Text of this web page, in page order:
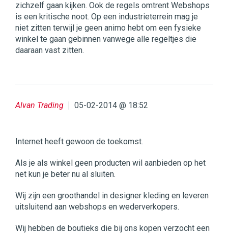
zichzelf gaan kijken. Ook de regels omtrent Webshops
is een kritische noot. Op een industrieterrein mag je
niet zitten terwijl je geen animo hebt om een fysieke
winkel te gaan gebinnen vanwege alle regeltjes die
daaraan vast zitten.
Alvan Trading 05-02-2014 @ 18:52
Internet heeft gewoon de toekomst.
Als je als winkel geen producten wil aanbieden op het
net kun je beter nu al sluiten.
Wij zijn een groothandel in designer kleding en leveren
uitsluitend aan webshops en wederverkopers.
Wij hebben de boutieks die bij ons kopen verzocht een